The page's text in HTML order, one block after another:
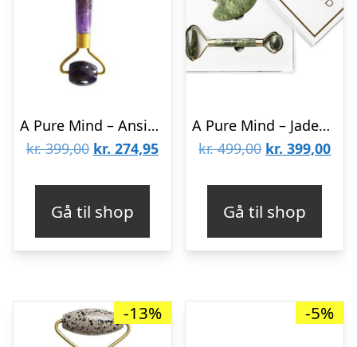
A Pure Mind – Ansigtsrulle Dobbelt – Ametyst
kr.399,00 Den
var:
kr. 399,00.
kr. 274,95Den
kr. 274,95.
Gå til shop
A Pure Mind – Jadesten Gaveæske Ansigtsrulle & Gua Sha Green Jade
kr.499,00 Den
var:
kr. 499,00.
kr. 399,00Den
kr.
Gå til shop
-13% -5%